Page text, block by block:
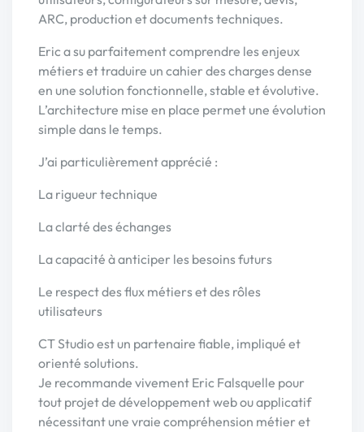
ARC, production et documents techniques.
Eric a su parfaitement comprendre les enjeux
métiers et traduire un cahier des charges dense
en une solution fonctionnelle, stable et évolutive.
L’architecture mise en place permet une évolution
simple dans le temps.
J’ai particulièrement apprécié :
La rigueur technique
La clarté des échanges
La capacité à anticiper les besoins futurs
Le respect des flux métiers et des rôles
utilisateurs
CT Studio est un partenaire fiable, impliqué et
orienté solutions.
Je recommande vivement Eric Falsquelle pour
tout projet de développement web ou applicatif
nécessitant une vraie compréhension métier et